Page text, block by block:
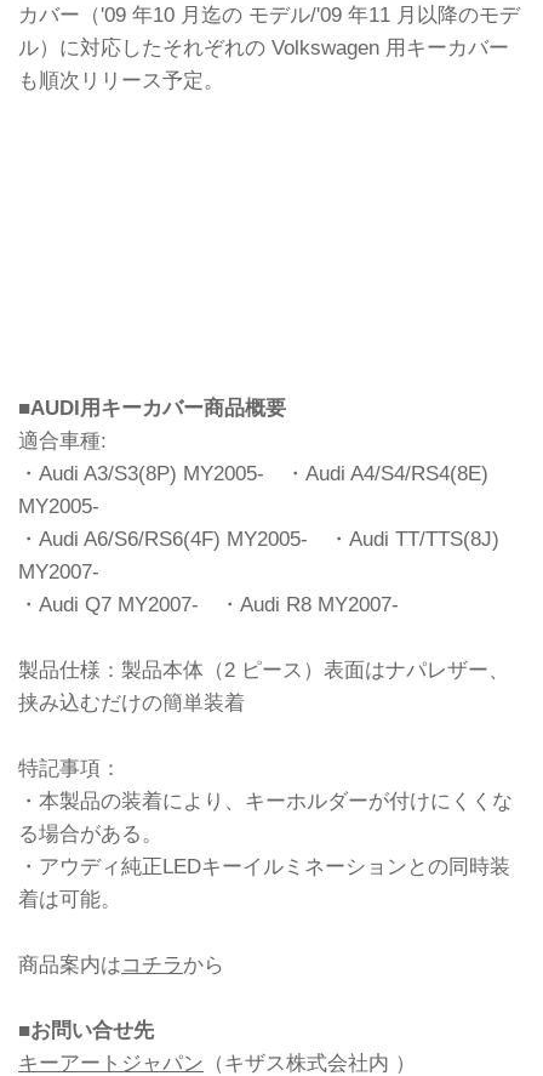
カバー（'09 年10 月迄の モデル/'09 年11 月以降のモデ
ル）に対応したそれぞれの Volkswagen 用キーカバー
も順次リリース予定。
■AUDI用キーカバー商品概要
適合車種:
・Audi A3/S3(8P) MY2005- ・Audi A4/S4/RS4(8E)
MY2005-
・Audi A6/S6/RS6(4F) MY2005- ・Audi TT/TTS(8J)
MY2007-
・Audi Q7 MY2007- ・Audi R8 MY2007-
製品仕様：製品本体（2 ピース）表面はナパレザー、
挟み込むだけの簡単装着
特記事項：
・本製品の装着により、キーホルダーが付けにくくな
る場合がある。
・アウディ純正LEDキーイルミネーションとの同時装
着は可能。
商品案内はコチラ から
■お問い合せ先
キーアートジャパン （キザス株式会社内 ）